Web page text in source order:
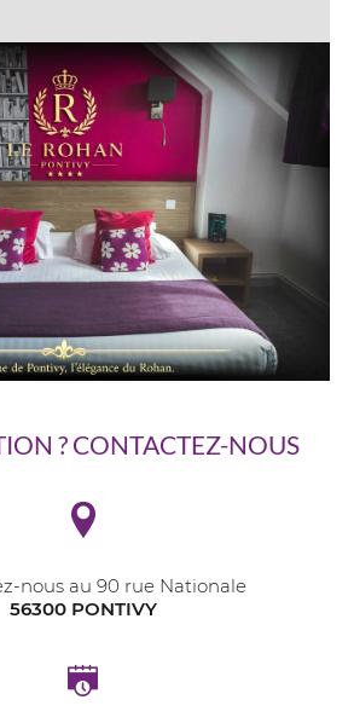
? CONTACTEZ-NOUS
nous au 90 rue Nationale
56300 PONTIVY